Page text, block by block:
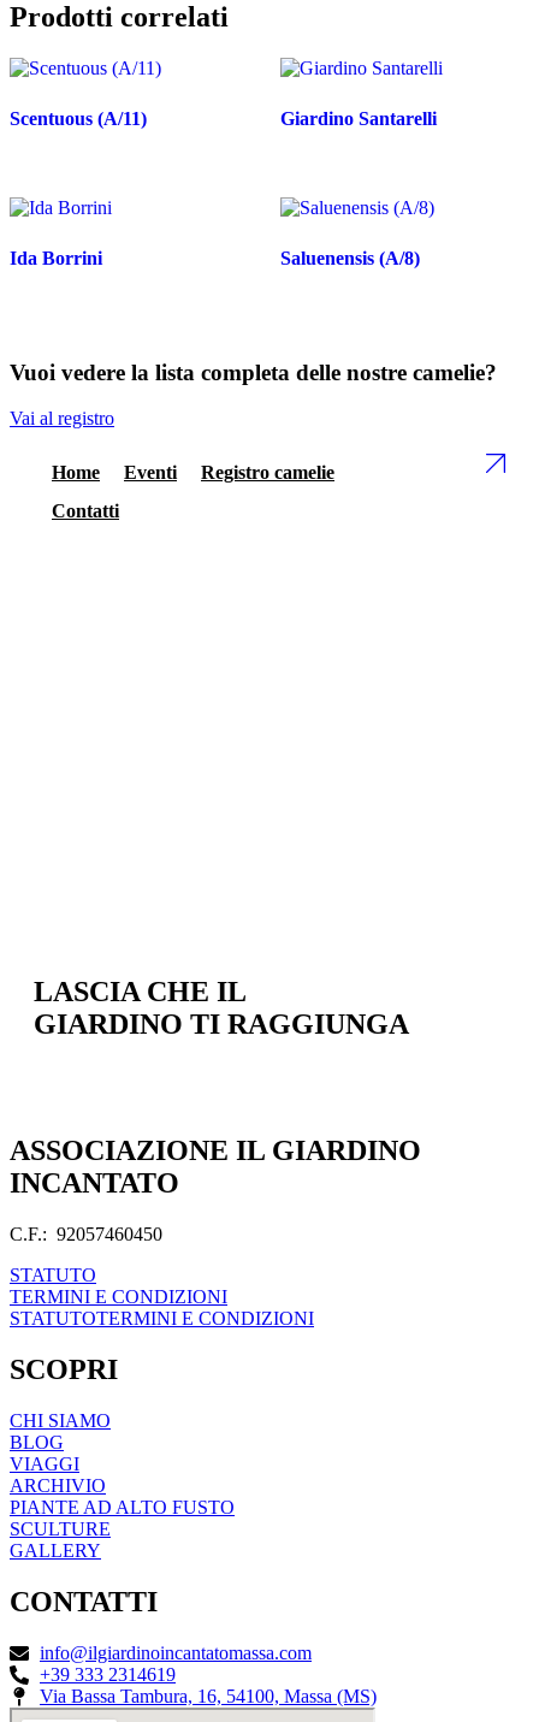
Prodotti correlati
Scentuous (A/11) Giardino Santarelli
Ida Borrini Saluenensis (A/8)
Vuoi vedere la lista completa delle nostre camelie?
Vai al registro
Home Eventi
Registro camelie
Contatti
LASCIA CHE IL
GIARDINO TI RAGGIUNGA
ASSOCIAZIONE IL GIARDINO
INCANTATO
C.F.: 92057460450
STATUTO
TERMINI E CONDIZIONI
STATUTOTERMINI E CONDIZIONI
SCOPRI
CHI SIAMO
BLOG
VIAGGI
ARCHIVIO
PIANTE AD ALTO FUSTO
SCULTURE
GALLERY
CONTATTI
info@ilgiardinoincantatomassa.com
+39 333 2314619
Via Bassa Tambura, 16, 54100, Massa (MS)